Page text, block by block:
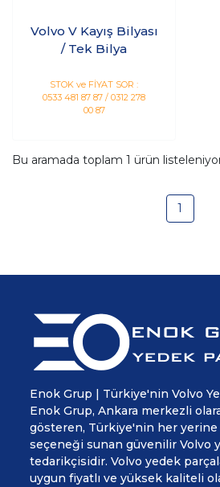
Volvo V Kayış Bilyası
/ Tek Bilya
STOK ve FİYAT SOR :
0533 481 87 87 / 0312 278
00 87
Bu aramada toplam 1 ürün
1
Enok Grup | Türkiye'nin Volvo
Enok Grup, Ankara merkezli
gösteren, Türkiye'nin her yerine
seçeneği sunan güvenilir Volvo
tedarikçisidir. Volvo yedek
uygun fiyatlı ve yüksek kaliteli